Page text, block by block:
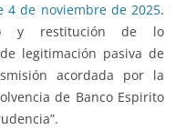
4 de noviembre de 2025.
y restitución de lo
legitimación pasiva de
acordada por la
de Banco Espirito